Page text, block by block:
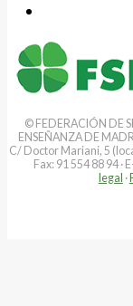
© FEDERACIÓN DE
ENSEÑANZA DE
C/ Doctor Mariani, 5
Fax: 91 554 88 94 ·
legal ·